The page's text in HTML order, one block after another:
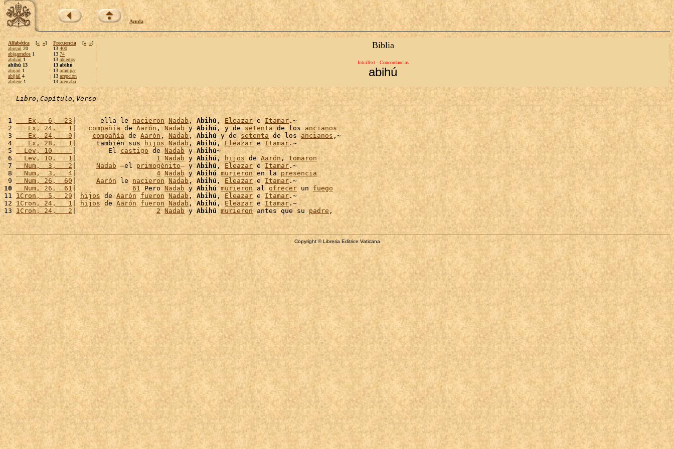
Ayuda
Alfabética [« »]
abigail 20
abigarrados 1
abiháil 1
abihú 13
abijail 1
abijáil 4
abilene 1
Frecuencia [« »]
13 400
13 74
13 abiertos
13 abihú
13 acampar
13 acepción
13 acercaba
Biblia
IntraText - Concordancias
abihú
Libro,Capítulo,Verso
1
   Ex,  6,  23
|      ella le nacieron Nadab, Abihú , Eleazar e Itamar .~
2
   Ex, 24,   1
| compañía de Aarón, Nadab y Abihú, y de setenta de los ancianos
3
   Ex, 24,   9
| compañía de Aarón , Nadab , Abihú y de setenta de los ancianos ,~
4
   Ex, 28,   1
|     también sus hijos Nadab, Abihú , Eleazar e Itamar.~
5
  Lev, 10
|        El castigo de Nadab y Abihú~
6
  Lev, 10,   1
| 1 Nadab y Abihú, hijos de Aarón , tomaron
7
  Num,  3,   2
| Nadab –el primogénito– y Abihú, Eleazar e Itamar.~
8
  Num,  3,   4
| 4 Nadab y Abihú murieron en la presencia
9
  Num, 26,  60
| Aarón le nacieron Nadab , Abihú , Eleazar e Itamar
10
  Num, 26,  61
| 61 Pero Nadab y Abihú murieron al ofrecer un fuego
11 1Cron,  5,  29 | hijos de Aarón fueron Nadab , Abihú , Eleazar e Itamar .~
12 1Cron, 24,   1 | hijos de Aarón fueron Nadab , Abihú , Eleazar e Itamar .~
13 1Cron, 24,   2| 2 Nadab y Abihú murieron antes que su padre
Copyright © Libreria Editrice Vaticana